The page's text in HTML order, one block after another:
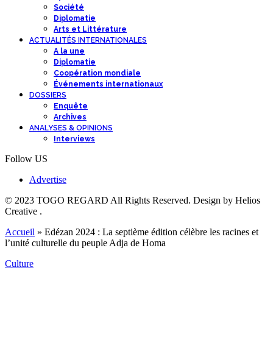
Société
Diplomatie
Arts et Littérature
ACTUALITÉS INTERNATIONALES
A la une
Diplomatie
Coopération mondiale
Événements internationaux
DOSSIERS
Enquête
Archives
ANALYSES & OPINIONS
Interviews
Follow US
Advertise
© 2023 TOGO REGARD All Rights Reserved. Design by Helios
Creative .
Accueil » Edézan 2024 : La septième édition célèbre les racines et
l’unité culturelle du peuple Adja de Homa
Culture